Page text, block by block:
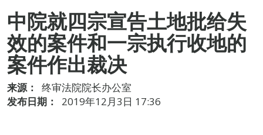
中院就四宗宣告土地批给失
效的案件和一宗执行收地的
案件作出裁决
来源：
终审法院院长办公室
发布日期：
2019年12月3日 17:36